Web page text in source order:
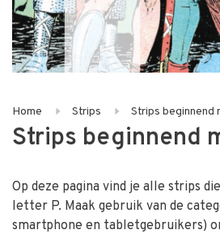
Home Strips Strips beginnend
Strips beginnend
Op deze pagina vind je alle strips
letter P. Maak gebruik van de
smartphone en tabletgebruikers)